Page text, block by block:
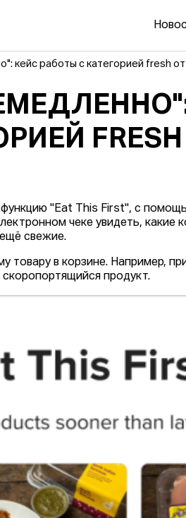
кейс работы с категорией fresh
"Eat This First", с
чеке увидеть, какие
свежие.
товару в корзине. Например,
продукт.